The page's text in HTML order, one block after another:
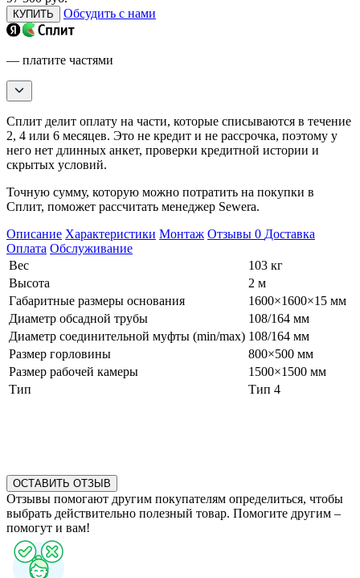
КУПИТЬ Обсудить с нами
— платите частями
Сплит делит оплату на части, которые списываются в течение
2, 4 или 6 месяцев. Это не кредит и не рассрочка, поэтому у
него нет длинных анкет, проверки кредитной истории и
скрытых условий.
Точную сумму, которую можно потратить на покупки в
Сплит, поможет рассчитать менеджер Sewera.
Описание Характеристики Монтаж Отзывы 0 Доставка
Оплата Обслуживание
Вес
103 кг
Высота
2 м
Габаритные размеры основания
1600×1600×15 мм
Диаметр обсадной трубы
108/164 мм
Диаметр соединительной муфты (min/max) 108/164 мм
Размер горловины
800×500 мм
Размер рабочей камеры
1500×1500 мм
Тип
Тип 4
ОСТАВИТЬ ОТЗЫВ
Отзывы помогают другим покупателям определиться, чтобы
выбрать действительно полезный товар. Помогите другим –
помогут и вам!